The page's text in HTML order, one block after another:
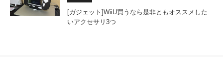
[ガジェット]WiiU買うなら是非ともオススメした
いアクセサリ3つ